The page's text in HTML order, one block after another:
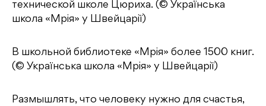
технической школе Цюриха. (© Українська
школа «Мрія» у Швейцарії)
В школьной библиотеке «Мрія» более 1500 книг.
(© Українська школа «Мрія» у Швейцарії)
Размышлять, что человеку нужно для счастья,